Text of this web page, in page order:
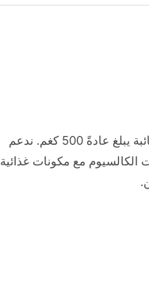
الحد الأدنى لطلبنا للمكونات الغذائية/العلفية السائبة يبلغ عادةً 500 كغم. ندعم
الكالسيوم مع مكونات غذائية